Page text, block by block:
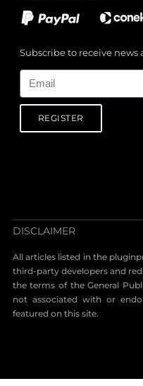
Subscribe to receive news
REGISTER
DISCLAIMER
All articles listed in the
third-party developers and
the terms of the General
not associated with or
featured on this site.